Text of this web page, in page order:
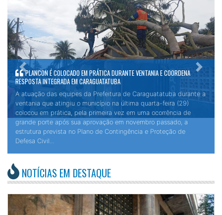
PLANCON É COLOCADO EM PRÁTICA DURANTE VENTANIA E COORDENA
RESPOSTA INTEGRADA EM CARAGUATATUBA
A atuação das equipes da Prefeitura de Caraguatatuba durante a
ventania que atingiu o município na última quarta-feira (29)
colocou em prática, pela primeira vez em uma ocorrência de
grande porte após sua aprovação em novembro passado, a
estrutura prevista no Plano de Contingência e Proteção de
Defesa Civil...
Próximo
NOTÍCIAS EM DESTAQUE